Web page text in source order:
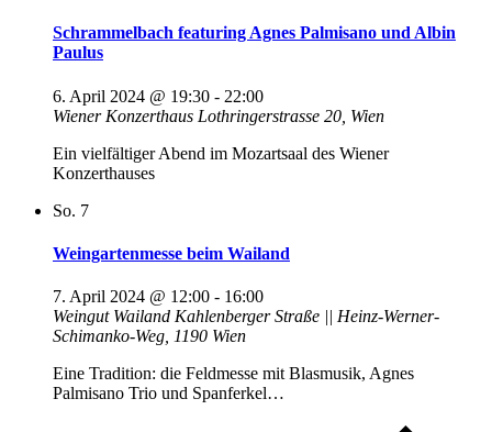
Schrammelbach featuring Agnes Palmisano und Albin
Paulus
6. April 2024 @ 19:30 - 22:00
Wiener Konzerthaus Lothringerstrasse 20, Wien
Ein vielfältiger Abend im Mozartsaal des Wiener
Konzerthauses
So. 7
Weingartenmesse beim Wailand
7. April 2024 @ 12:00 - 16:00
Weingut Wailand Kahlenberger Straße || Heinz-Werner-
Schimanko-Weg, 1190 Wien
Eine Tradition: die Feldmesse mit Blasmusik, Agnes
Palmisano Trio und Spanferkel…